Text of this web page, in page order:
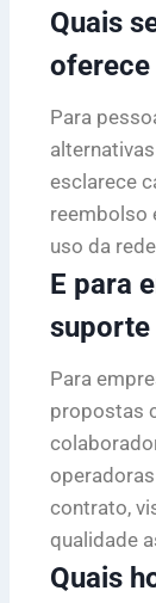
Quais
oferece
Para
esclarece
reembolso
uso da
E para
Para
propostas
contrato,
qualidade
Quais